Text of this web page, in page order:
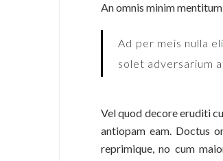
An omnis minim
Ad per meis nulla
solet adversarium
Vel quod decore eruditi
antiopam eam. Doctus
reprimique, no cum